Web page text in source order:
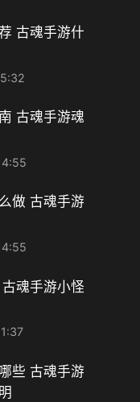
古魂手游什
古魂手游魂
做 古魂手游
魂手游小怪
些 古魂手游